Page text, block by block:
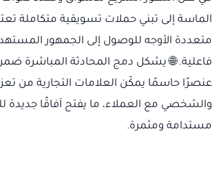
الماسة إلى تبني حملات تسويقية متكاملة
متعددة الأوجه للوصول إلى الجمهور
فاعلية. 🌐 يشكل دمج المحادثة المباشرة
عنصرًا حاسمًا يمكّن العلامات التجارية من
والشخصي مع العملاء، ما يفتح آفاقًا جديدة
مستدامة ومثمرة.